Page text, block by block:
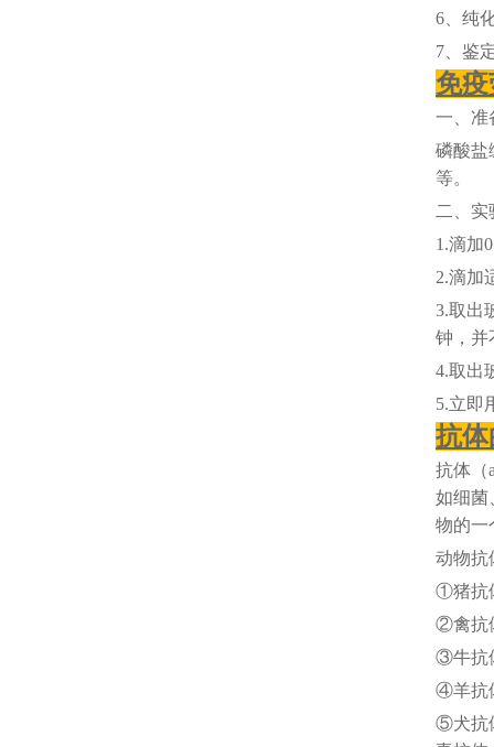
6、纯
7、鉴
免
一、准
磷酸盐
等。
二、实
1.滴加
2.滴加
3.取出
钟，并
4.取出
5.立即
抗
抗体（
如细菌
物的一
动物抗
①猪抗
②禽抗
③牛抗
④羊抗
⑤犬抗